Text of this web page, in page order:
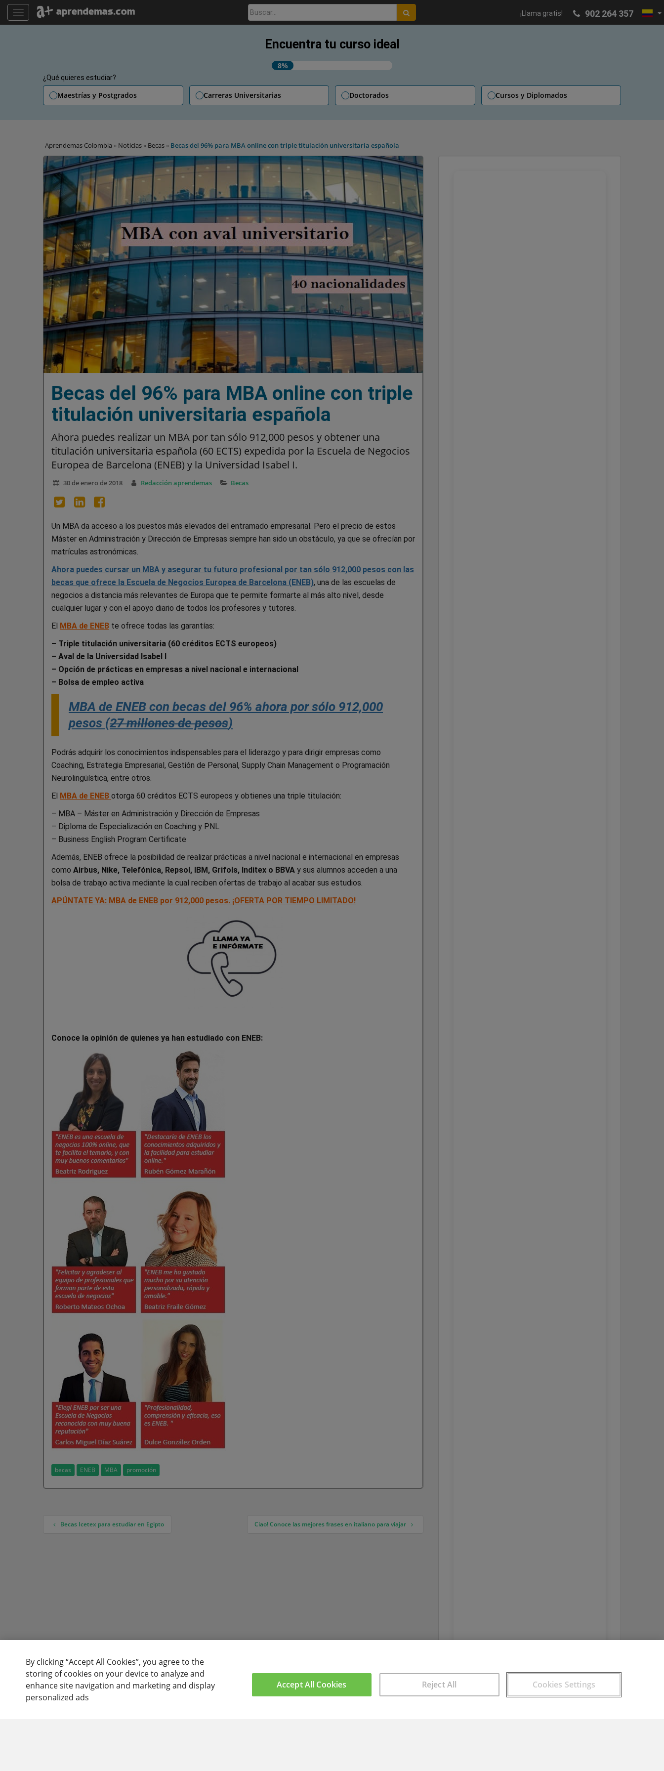
TOGGLE NAVIGATION ¡Llama gratis! 902 264 357
Buscar:
Encuentra tu curso ideal
8%
¿Qué quieres estudiar?
Maestrías y Postgrados Carreras Universitarias Doctorados Cursos y Diplomados
Aprendemas Colombia » Noticias » Becas » Becas del 96% para MBA online con triple titulación universitaria española
Becas del 96% para MBA online con triple
titulación universitaria española
Ahora puedes realizar un MBA por tan sólo 912,000 pesos y obtener una
titulación universitaria española (60 ECTS) expedida por la Escuela de Negocios
Europea de Barcelona (ENEB) y la Universidad Isabel I.
30 de enero de 2018 Redacción aprendemas Becas
Un MBA da acceso a los puestos más elevados del entramado empresarial. Pero el precio de estos
Máster en Administración y Dirección de Empresas siempre han sido un obstáculo, ya que se ofrecían por
matrículas astronómicas.
Ahora puedes cursar un MBA y asegurar tu futuro profesional por tan sólo 912,000 pesos con las
becas que ofrece la Escuela de Negocios Europea de Barcelona (ENEB), una de las escuelas de
negocios a distancia más relevantes de Europa que te permite formarte al más alto nivel, desde
cualquier lugar y con el apoyo diario de todos los profesores y tutores.
El MBA de ENEB te ofrece todas las garantías:
– Triple titulación universitaria (60 créditos ECTS europeos)
– Aval de la Universidad Isabel I
– Opción de prácticas en empresas a nivel nacional e internacional
– Bolsa de empleo activa
MBA de ENEB con becas del 96% ahora por sólo 912,000
pesos (27 millones de pesos)
Podrás adquirir los conocimientos indispensables para el liderazgo y para dirigir empresas como
Coaching, Estrategia Empresarial, Gestión de Personal, Supply Chain Management o Programación
Neurolingüística, entre otros.
El MBA de ENEB otorga 60 créditos ECTS europeos y obtienes una triple titulación:
– MBA – Máster en Administración y Dirección de Empresas
– Diploma de Especialización en Coaching y PNL
– Business English Program Certificate
Además, ENEB ofrece la posibilidad de realizar prácticas a nivel nacional e internacional en empresas
como Airbus, Nike, Telefónica, Repsol, IBM, Grifols, Inditex o BBVA y sus alumnos acceden a una
bolsa de trabajo activa mediante la cual reciben ofertas de trabajo al acabar sus estudios.
APÚNTATE YA: MBA de ENEB por 912,000 pesos. ¡OFERTA POR TIEMPO LIMITADO!
Conoce la opinión de quienes ya han estudiado con ENEB:
becas ENEB MBA promoción
Navegación de entradas
Becas Icetex para estudiar en Egipto Ciao! Conoce las mejores frases en italiano para viajar
By clicking “Accept All Cookies”, you agree to the
storing of cookies on your device to analyze and
enhance site navigation and marketing and display
personalized ads
Cookies Settings
Reject All
Accept All Cookies